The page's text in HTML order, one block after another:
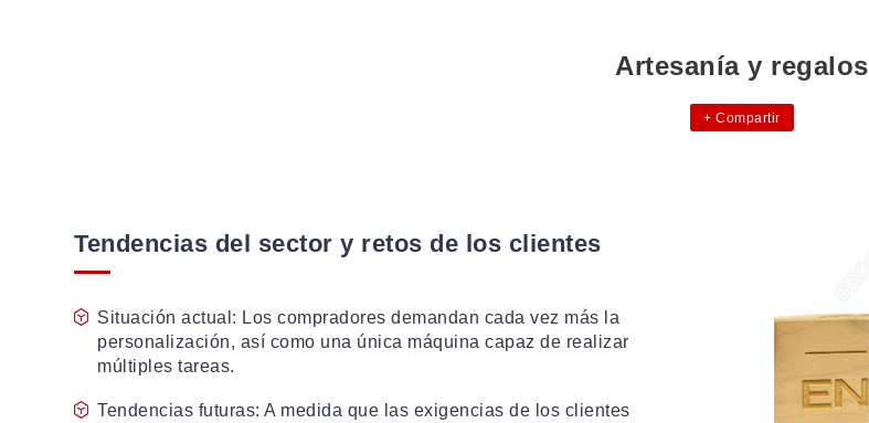
Artesanía y regalos
+ Compartir
Tendencias del sector y retos de los clientes
Situación actual: Los compradores demandan cada vez más la
personalización, así como una única máquina capaz de realizar
múltiples tareas.
Tendencias futuras: A medida que las exigencias de los clientes